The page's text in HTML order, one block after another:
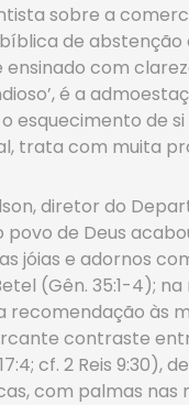
sobre a
de abstenção
ensinado com
é a
esquecimento de
trata com muita
diretor do
de Deus
jóias e adornos
(Gên. 35:1-4);
às
contraste
cf. 2 Reis 9:30),
com palmas nas